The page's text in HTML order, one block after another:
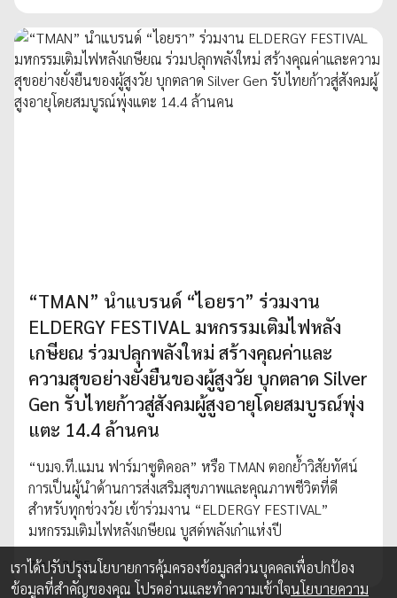
“TMAN” นำแบรนด์ “ไอยรา” ร่วมงาน
ELDERGY FESTIVAL มหกรรมเติมไฟหลัง
เกษียณ ร่วมปลุกพลังใหม่ สร้างคุณค่าและ
ความสุขอย่างยั่งยืนของผู้สูงวัย บุกตลาด Silver
Gen รับไทยก้าวสู่สังคมผู้สูงอายุโดยสมบูรณ์พุ่ง
แตะ 14.4 ล้านคน
“บมจ.ที.แมน ฟาร์มาซูติคอล” หรือ TMAN ตอกย้ำวิสัยทัศน์
การเป็นผู้นำด้านการส่งเสริมสุขภาพและคุณภาพชีวิตที่ดี
สำหรับทุกช่วงวัย เข้าร่วมงาน “ELDERGY FESTIVAL”
มหกรรมเติมไฟหลังเกษียณ บูสต์พลังเก๋าแห่งปี
7 ต.ค. 2025
เราได้ปรับปรุงนโยบายการคุ้มครองข้อมูลส่วนบุคคลเพื่อปกป้อง
ข้อมูลที่สำคัญของคุณ โปรดอ่านและทำความเข้าใจนโยบายความ